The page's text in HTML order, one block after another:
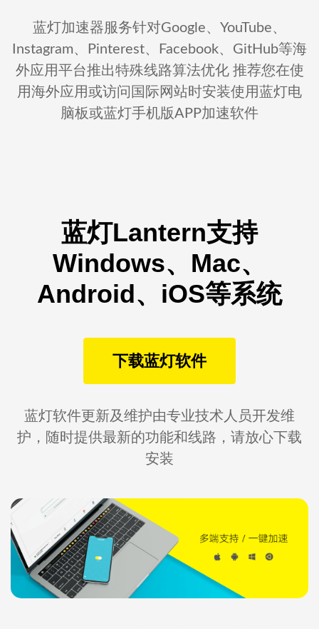
蓝灯加速器服务针对Google、YouTube、
Instagram、Pinterest、Facebook、GitHub等海
外应用平台推出特殊线路算法优化 推荐您在使
用海外应用或访问国际网站时安装使用蓝灯电
脑板或蓝灯手机版APP加速软件
蓝灯Lantern支持
Windows、Mac、
Android、iOS等系统
下载蓝灯软件
蓝灯软件更新及维护由专业技术人员开发维
护，随时提供最新的功能和线路，请放心下载
安装